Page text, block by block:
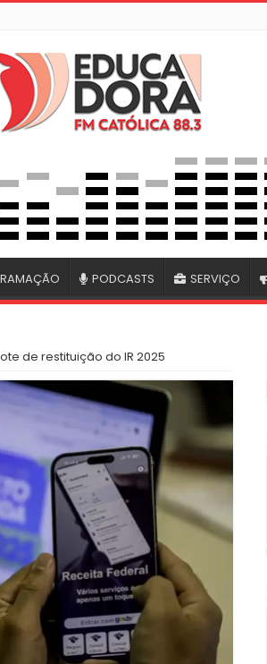
PODCASTS SERVIÇO
de restituição do IR 2025